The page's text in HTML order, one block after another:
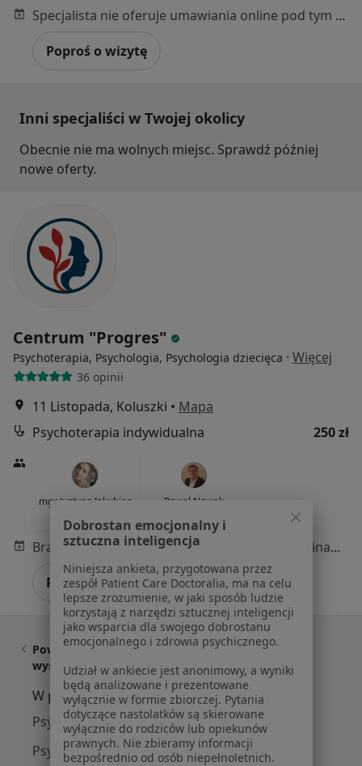
Specjalista nie oferuje umawiania online pod tym adresem.
Poproś o wizytę
Inni specjaliści w Twojej okolicy
Obecnie nie ma wolnych miejsc. Sprawdź później
nowe oferty.
Centrum "Progres"
Psychoterapia, Psychologia, Psychologia dziecięca · Więcej
36 opinii
11 Listopada, Koluszki • Mapa
Psychoterapia indywidualna
250 zł
mgr Justyna Jakubiec
Paweł Nowak
Brak dostępnych specjalistów z wolnymi terminami w tym centrum medycznym.
Pokaż profil
Powiązane
wyszukiwania
| Oferty pracy -
Psychoterapeuta
W pobliżu Koluszek
Psychoterapeuci w Łodzi
Psychoterapeuci w Piotrkowie Trybunalskim
Dobrostan emocjonalny i
sztuczna inteligencja
Niniejsza ankieta, przygotowana przez
zespół Patient Care Doctoralia, ma na celu
lepsze zrozumienie, w jaki sposób ludzie
korzystają z narzędzi sztucznej inteligencji
jako wsparcia dla swojego dobrostanu
emocjonalnego i zdrowia psychicznego.
Udział w ankiecie jest anonimowy, a wyniki
będą analizowane i prezentowane
wyłącznie w formie zbiorczej. Pytania
dotyczące nastolatków są skierowane
wyłącznie do rodziców lub opiekunów
prawnych. Nie zbieramy informacji
bezpośrednio od osób niepełnoletnich.